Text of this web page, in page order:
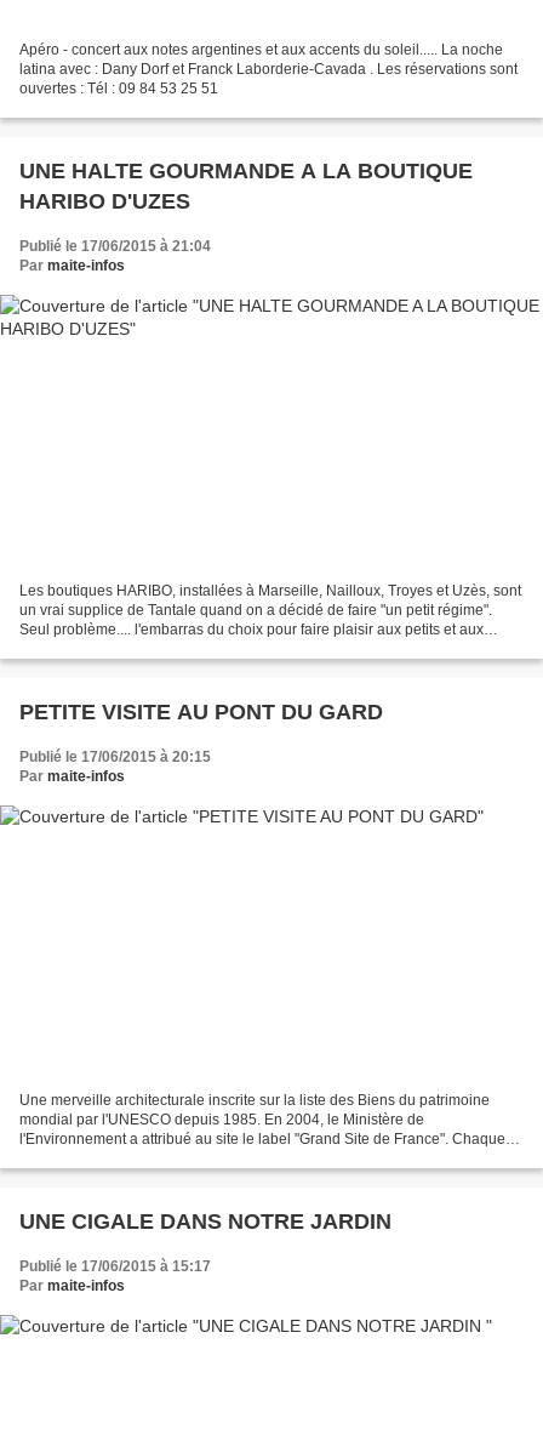
Apéro - concert aux notes argentines et aux accents du soleil..... La noche
latina avec : Dany Dorf et Franck Laborderie-Cavada . Les réservations sont
ouvertes : Tél : 09 84 53 25 51
UNE HALTE GOURMANDE A LA BOUTIQUE
HARIBO D'UZES
Publié le 17/06/2015 à 21:04
Par maite-infos
Les boutiques HARIBO, installées à Marseille, Nailloux, Troyes et Uzès, sont
un vrai supplice de Tantale quand on a décidé de faire "un petit régime".
Seul problème.... l'embarras du choix pour faire plaisir aux petits et aux
PETITE VISITE AU PONT DU GARD
Publié le 17/06/2015 à 20:15
Par maite-infos
Une merveille architecturale inscrite sur la liste des Biens du patrimoine
mondial par l'UNESCO depuis 1985. En 2004, le Ministère de
l'Environnement a attribué au site le label "Grand Site de France". Chaque
UNE CIGALE DANS NOTRE JARDIN
Publié le 17/06/2015 à 15:17
Par maite-infos